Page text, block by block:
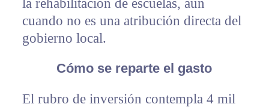
la rehabilitación de escuelas, aun
cuando no es una atribución directa del
gobierno local.
Cómo se reparte el gasto
El rubro de inversión contempla 4 mil